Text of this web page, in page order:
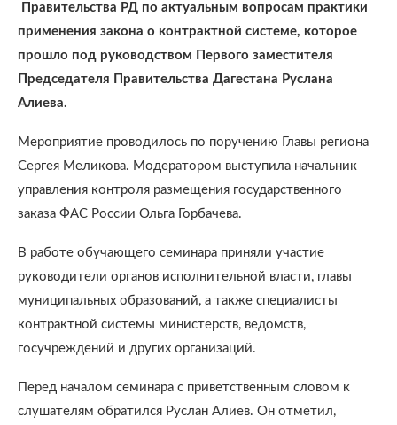
Правительства РД по актуальным вопросам практики
применения закона о контрактной системе, которое
прошло под руководством Первого заместителя
Председателя Правительства Дагестана Руслана
Алиева.
Мероприятие проводилось по поручению Главы региона
Сергея Меликова. Модератором выступила начальник
управления контроля размещения государственного
заказа ФАС России Ольга Горбачева.
В работе обучающего семинара приняли участие
руководители органов исполнительной власти, главы
муниципальных образований, а также специалисты
контрактной системы министерств, ведомств,
госучреждений и других организаций.
Перед началом семинара с приветственным словом к
слушателям обратился Руслан Алиев. Он отметил,